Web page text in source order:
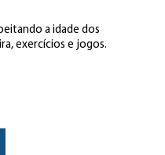
a idade dos
exercícios e jogos.